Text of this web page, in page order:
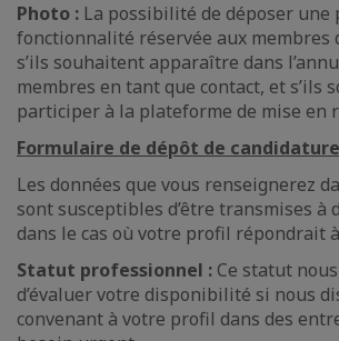
Photo : La possibilité de déposer une
fonctionnalité réservée aux membres
s’ils souhaitent apparaître dans
membres en tant que contact, et s’ils
participer à la plateforme de mise en
Formulaire de dépôt de candidature
Les données que vous renseignerez
sont susceptibles d’être transmises à
dans le cas où votre profil répondrait
Statut professionnel : Ce statut
d’évaluer votre disponibilité si nous
convenant à votre profil dans des